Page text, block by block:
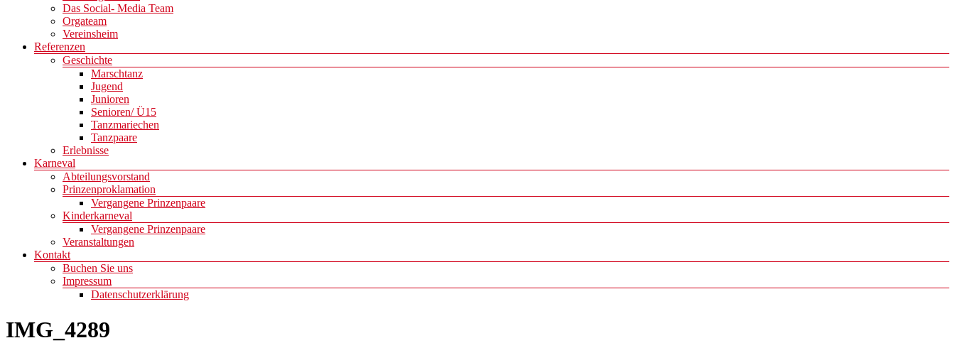
Das Social- Media Team
Orgateam
Vereinsheim
Referenzen
Geschichte
Marschtanz
Jugend
Junioren
Senioren/ Ü15
Tanzmariechen
Tanzpaare
Erlebnisse
Karneval
Abteilungsvorstand
Prinzenproklamation
Vergangene Prinzenpaare
Kinderkarneval
Vergangene Prinzenpaare
Veranstaltungen
Kontakt
Buchen Sie uns
Impressum
Datenschutzerklärung
IMG_4289